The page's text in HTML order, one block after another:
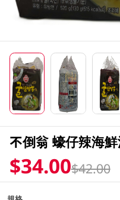
不倒翁 蠔仔辣海
$34.00$42.00